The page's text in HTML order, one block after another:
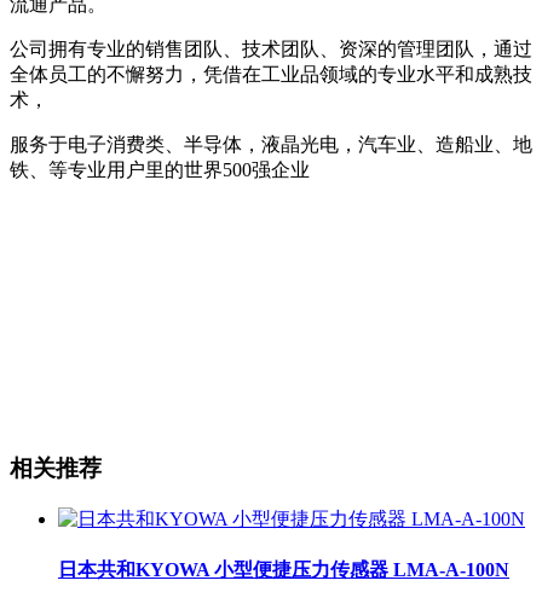
流通产品。
公司拥有专业的销售团队、技术团队、资深的管理团队，通过
全体员工的不懈努力，凭借在工业品领域的专业水平和成熟技
术，
服务于电子消费类、半导体，液晶光电，汽车业、造船业、地
铁、等专业用户里的世界500强企业
相关推荐
日本共和KYOWA 小型便捷压力传感器 LMA-A-100N